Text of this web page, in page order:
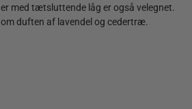
med tætsluttende låg er også velegnet.
duften af lavendel og cedertræ.